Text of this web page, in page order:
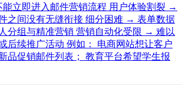
立即进入邮件营销流程 用户体验割裂 →
之间没有无缝衔接 细分困难 → 表单数据
分组与精准营销 营销自动化受限 → 难以
后续推广活动 例如： 电商网站想让客户
品促销邮件列表； 教育平台希望学生报